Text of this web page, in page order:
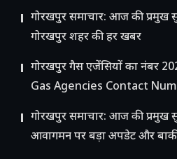
गोरखपुर समाचार: आज की प्रमुख
गोरखपुर शहर की हर खबर
गोरखपुर गैस एजेंसियों का नंबर
Gas Agencies Contact
गोरखपुर समाचार: आज की प्रमुख
आवागमन पर बड़ा अपडेट और